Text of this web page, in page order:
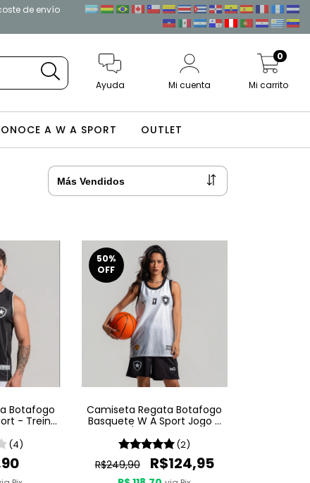
de envío
Ayuda Mi cuenta Mi carrito
0
A W A SPORT OUTLET
Botafogo
- Treino
(4)
50%
OFF
Camiseta Regata Botafogo
Basquete W A Sport Jogo 2
(2)
R$249,90 R$124,95